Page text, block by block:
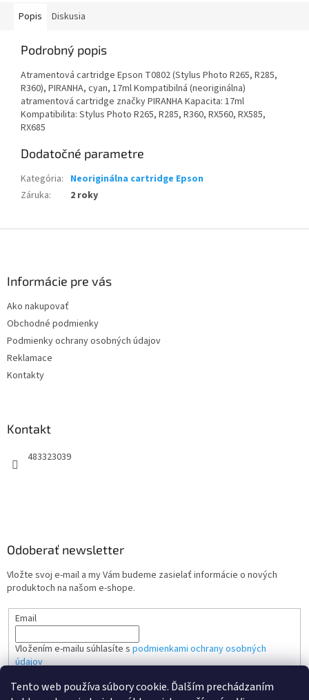
Tento web používa súbory cookie. Ďalším prechádzaním
Popis Diskusia
Podrobný popis
Atramentová cartridge Epson T0802 (Stylus Photo R265, R285,
R360), PIRANHA, cyan, 17ml Kompatibilná (neoriginálna)
atramentová cartridge značky PIRANHA Kapacita: 17ml
Kompatibilita: Stylus Photo R265, R285, R360, RX560, RX585,
RX685
Dodatočné parametre
Kategória: Neoriginálna cartridge Epson
Záruka: 2 roky
Informácie pre vás
Ako nakupovať
Obchodné podmienky
Podmienky ochrany osobných údajov
Reklamace
Kontakty
Kontakt
483323039
Odoberať newsletter
Vložte svoj e-mail a my Vám budeme zasielať informácie o nových
produktoch na našom e-shope.
Email
Vložením e-mailu súhlasíte s podmienkami ochrany osobných
údajov
PRIHLÁSIŤ SA